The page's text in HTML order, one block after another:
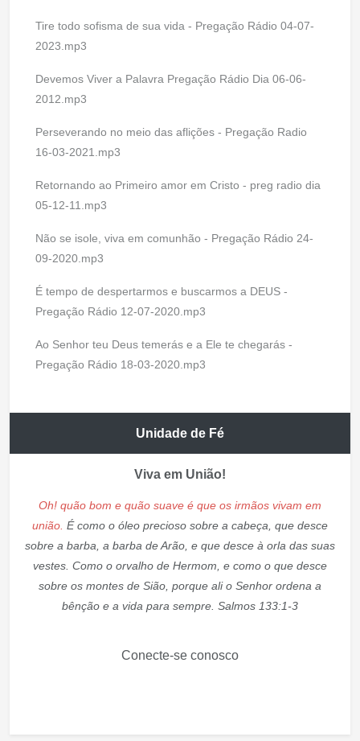
Tire todo sofisma de sua vida - Pregação Rádio 04-07-
2023.mp3
Devemos Viver a Palavra Pregação Rádio Dia 06-06-
2012.mp3
Perseverando no meio das aflições - Pregação Radio
16-03-2021.mp3
Retornando ao Primeiro amor em Cristo - preg radio dia
05-12-11.mp3
Não se isole, viva em comunhão - Pregação Rádio 24-
09-2020.mp3
É tempo de despertarmos e buscarmos a DEUS -
Pregação Rádio 12-07-2020.mp3
Ao Senhor teu Deus temerás e a Ele te chegarás -
Pregação Rádio 18-03-2020.mp3
Unidade de Fé
Viva em União!
Oh! quão bom e quão suave é que os irmãos vivam em
união. É como o óleo precioso sobre a cabeça, que desce
sobre a barba, a barba de Arão, e que desce à orla das suas
vestes. Como o orvalho de Hermom, e como o que desce
sobre os montes de Sião, porque ali o Senhor ordena a
bênção e a vida para sempre. Salmos 133:1-3
Conecte-se conosco